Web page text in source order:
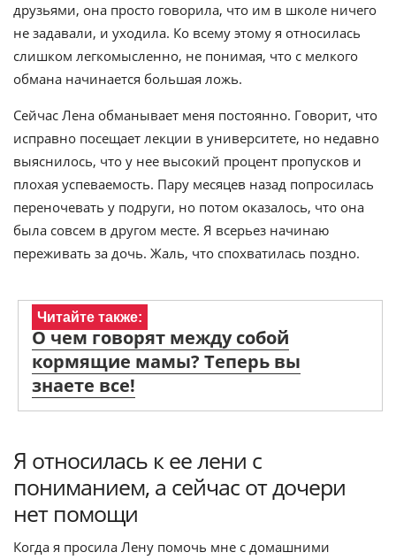
друзьями, она просто говорила, что им в школе ничего
не задавали, и уходила. Ко всему этому я относилась
слишком легкомысленно, не понимая, что с мелкого
обмана начинается большая ложь.
Сейчас Лена обманывает меня постоянно. Говорит, что
исправно посещает лекции в университете, но недавно
выяснилось, что у нее высокий процент пропусков и
плохая успеваемость. Пару месяцев назад попросилась
переночевать у подруги, но потом оказалось, что она
была совсем в другом месте. Я всерьез начинаю
переживать за дочь. Жаль, что спохватилась поздно.
Читайте также:
О чем говорят между собой
кормящие мамы? Теперь вы
знаете все!
Я относилась к ее лени с
пониманием, а сейчас от дочери
нет помощи
Когда я просила Лену помочь мне с домашними